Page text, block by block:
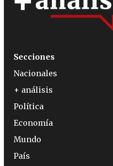
Secciones
Nacionales
+ análisis
Política
Economía
Mundo
País